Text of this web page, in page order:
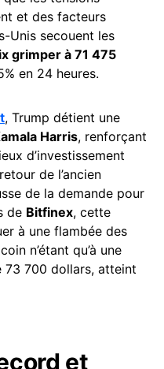
et des facteurs
Unis secouent les
grimper à 71 475
en 24 heures.
, Trump détient une
Harris, renforçant
d’investissement
de l’ancien
de la demande pour
de Bitfinex, cette
à une flambée des
n’étant qu’à une
73 700 dollars, atteint
et